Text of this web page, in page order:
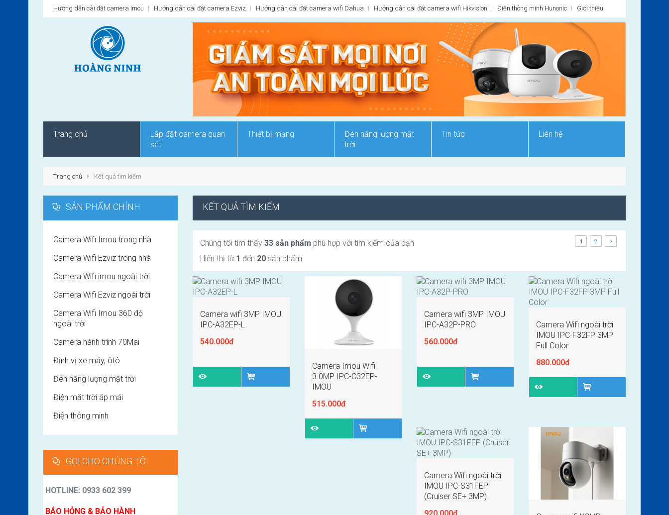
Hướng dẫn cài đặt camera Imou Hướng dẫn cài đặt camera Ezviz Hướng dẫn cài đặt camera wifi Dahua Hướng dẫn cài đặt camera wifi Hikvision Điện thông minh Hunonic Giới thiệu
Trang chủ
Lắp đặt camera quan
sát
Thiết bị mạng
Đèn năng lượng mặt
trời
Tin tức Liên hệ
Trang chủ Kết quả tìm kiếm
KẾT QUẢ TÌM KIẾM
Chúng tôi tìm thấy 33 sản phẩm phù hợp với tìm kiếm của bạn
Hiển thị từ 1 đến 20 sản phẩm
1 2 >
Camera wifi 3MP IMOU
IPC-A32EP-L
540.000đ
Camera Imou Wifi
3.0MP IPC-C32EP-
IMOU
515.000đ
Camera wifi 3MP IMOU
IPC-A32P-PRO
560.000đ
Camera Wifi ngoài trời
IMOU IPC-F32FP 3MP
Full Color
880.000đ
Camera Wifi ngoài trời
IMOU IPC-S31FEP
(Cruiser SE+ 3MP)
SẢN PHẨM CHÍNH
Camera Wifi Imou trong nhà
Camera Wifi Ezviz trong nhà
Camera Wifi imou ngoài trời
Camera Wifi Ezviz ngoài trời
Camera Wifi Imou 360 độ
ngoài trời
Camera hành trình 70Mai
Định vị xe máy, ôtô
Đèn năng lượng mặt trời
Điện mặt trời áp mái
Điện thông minh
GỌI CHO CHÚNG TÔI
HOTLINE: 0933 602 399
BÁO HỎNG & BẢO HÀNH